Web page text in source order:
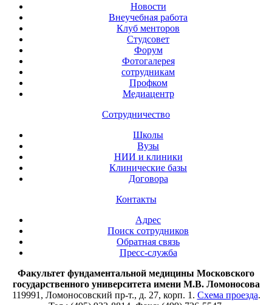
Новости
Внеучебная работа
Клуб менторов
Студсовет
Форум
Фотогалерея
сотрудникам
Профком
Медиацентр
Сотрудничество
Школы
Вузы
НИИ и клиники
Клинические базы
Договора
Контакты
Адрес
Поиск сотрудников
Обратная связь
Пресс-служба
Факультет фундаментальной медицины Московского
государственного университета имени М.В. Ломоносова
119991, Ломоносовский пр-т., д. 27, корп. 1. Схема проезда.